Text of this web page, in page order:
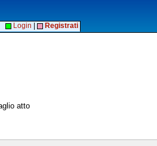
Login Registrati
atto